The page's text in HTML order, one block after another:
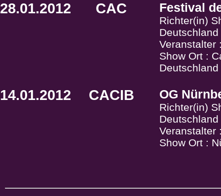
28.01.2012 CAC Festival
Richter(in)
Deutschland
Veranstalter
Show Ort :
Deutschland
14.01.2012 CACIB OG
Richter(in)
Deutschland
Veranstalter
Show Ort :